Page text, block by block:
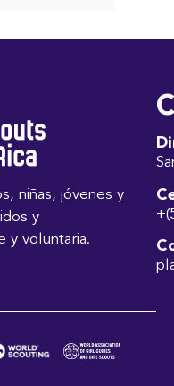
niñas, jóvenes y
y
y voluntaria.